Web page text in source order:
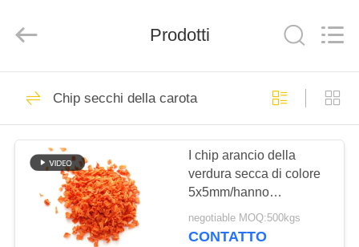
CASA.
PRODOTTI
SIAMO
FOODS
TRADING
Briciole di pane
asciutte
205
Prodotti
Chip secchi della carota
I chip arancio della
verdura secca di colore
5x5mm/hanno
disidratato i fiocchi di
verdure
negotiable MOQ:500kgs
CONTATTO